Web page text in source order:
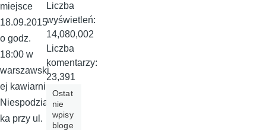
miejsce
18.09.2015
o godz.
18:00 w
warszawski
ej kawiarni
Niespodzian
ka przy ul.
Liczba
wyświetleń:
14,080,002
Liczba
komentarzy:
23,391
Ostat
nie
wpisy
bloge